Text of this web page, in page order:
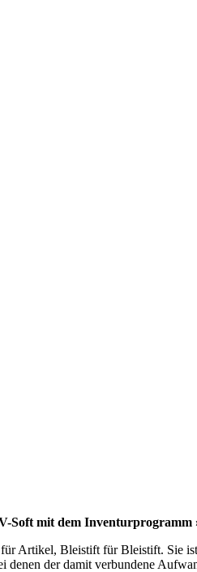
Soft mit dem
Artikel, Bleistift für Bleistift. Sie
der damit verbundene